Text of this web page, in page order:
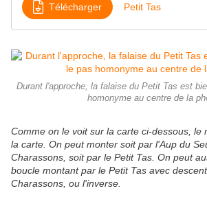
Télécharger Petit Tas
Durant l'approche, la falaise du Petit Tas est
homonyme au centre de la
Comme on le voit sur la carte ci-dessous, le
la carte. On peut monter soit par l'Aup du
Charassons, soit par le Petit Tas. On peut
boucle montant par le Petit Tas avec
Charassons, ou l'inverse.